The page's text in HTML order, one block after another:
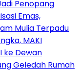
Penopang
Emas,
Mulia Terpadu
MAKI
ke Dewan
Geledah Rumah